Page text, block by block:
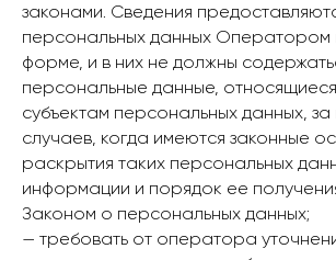
законами. Сведения
персональных данных Оператором
форме, и в них не должны
персональные данные, относящиеся
субъектам персональных данных,
случаев, когда имеются законные
раскрытия таких персональных
информации и порядок ее
Законом о персональных данных;
— требовать от оператора